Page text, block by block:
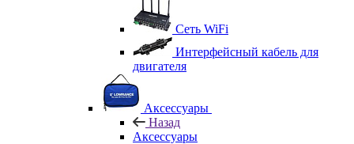
Сеть WiFi
Интерфейсный кабель для
двигателя
Аксессуары
Назад
Аксессуары